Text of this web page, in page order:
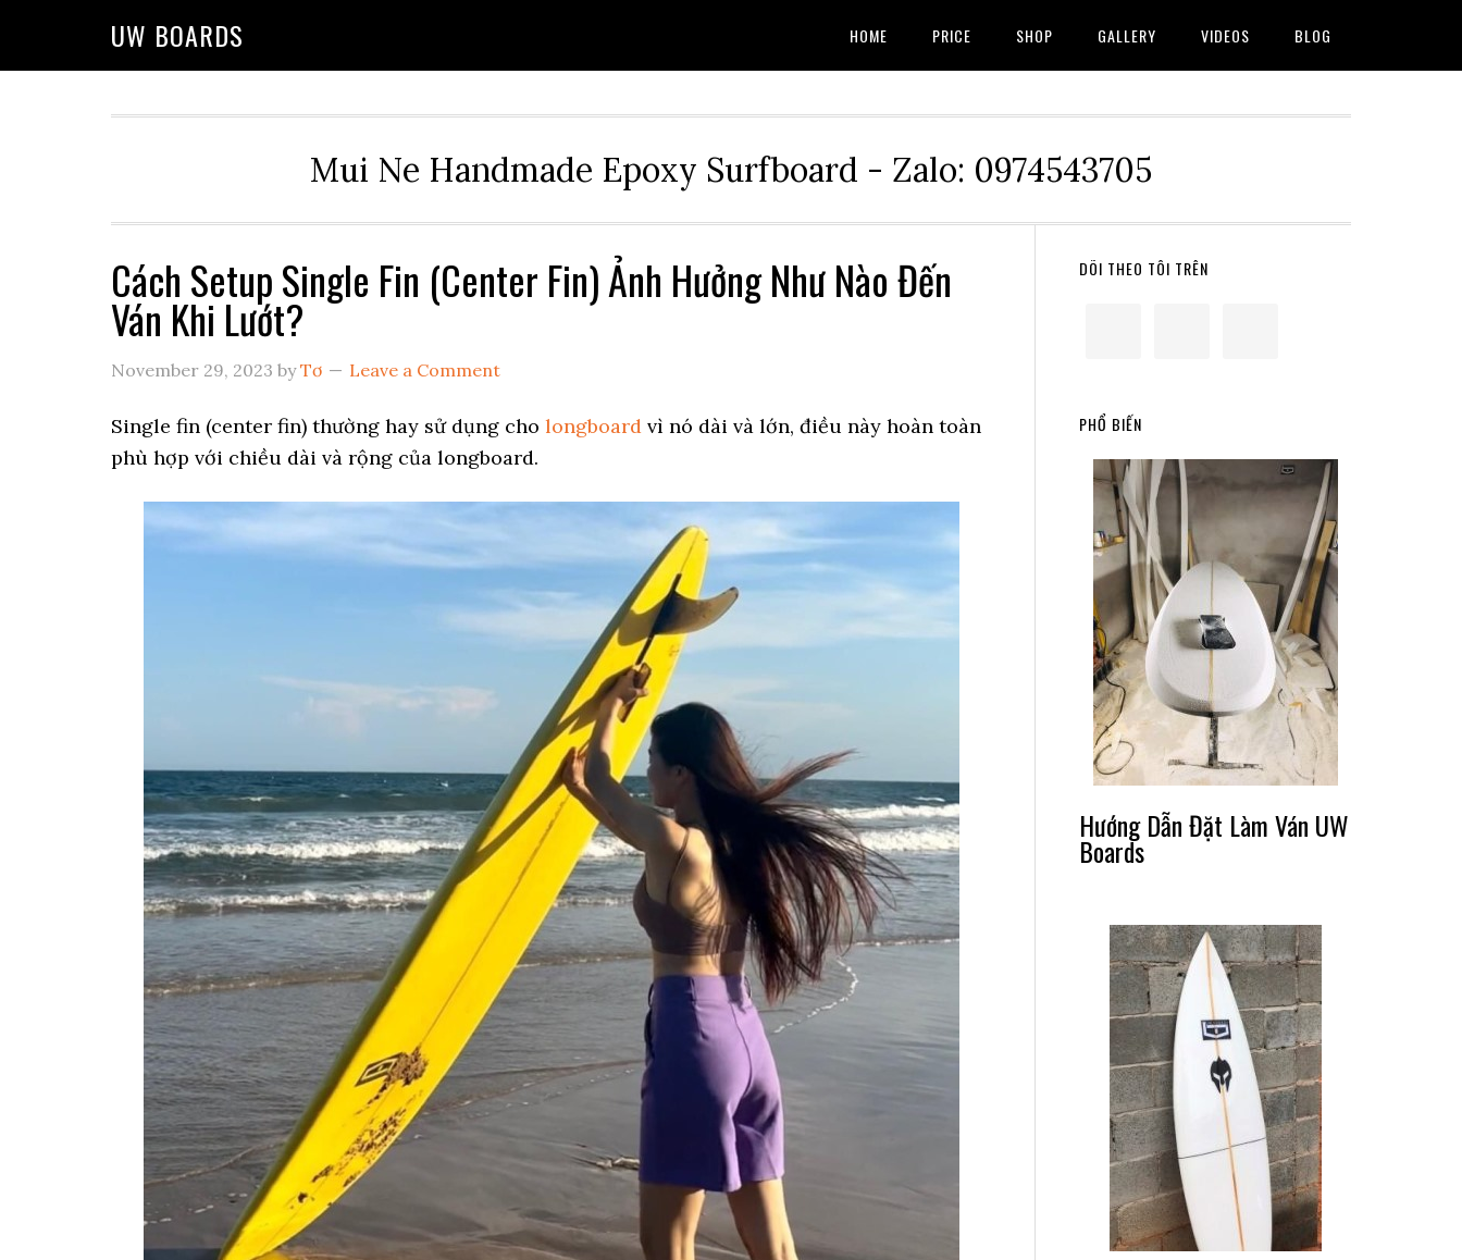
UW BOARDS HOME PRICE SHOP GALLERY VIDEOS BLOG
Mui Ne Handmade Epoxy Surfboard - Zalo: 0974543705
Cách Setup Single Fin (Center Fin) Ảnh Hưởng Như Nào Đến
Ván Khi Lướt?
November 29, 2023 byTơ Leave a Comment
Single fin (center fin) thường hay sử dụng cho longboard vì nó dài và lớn, điều này hoàn toàn
phù hợp với chiều dài và rộng của longboard.
Primary
DÕI THEO TÔI TRÊN
PHỔ BIẾN
Hướng Dẫn Đặt Làm Ván UW
Boards